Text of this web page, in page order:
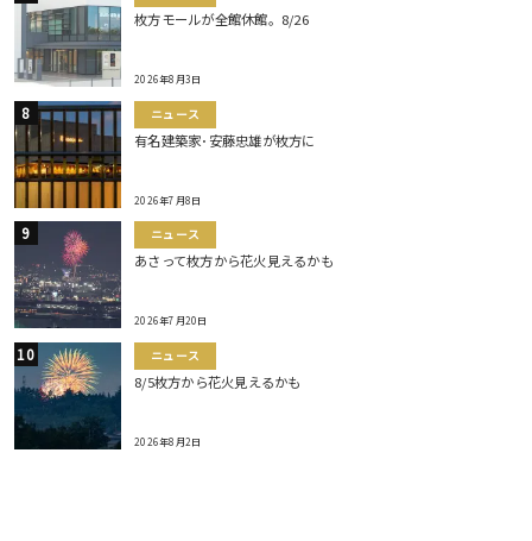
枚方モールが全館休館。8/26
2026年8月3日
ニュース
有名建築家･安藤忠雄が枚方に
2026年7月8日
ニュース
あさって枚方から花火見えるかも
2026年7月20日
ニュース
8/5枚方から花火見えるかも
2026年8月2日